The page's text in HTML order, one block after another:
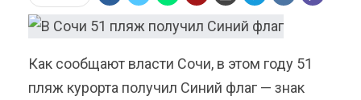
Как сообщают власти Сочи, в этом году 51
пляж курорта получил Синий флаг — знак